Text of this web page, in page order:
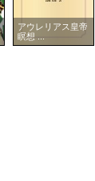
アウレリアス皇帝
瞑想 ...